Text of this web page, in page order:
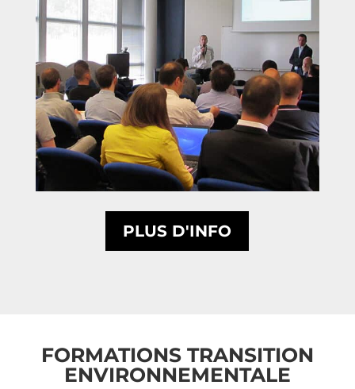
PLUS D'INFO
FORMATIONS TRANSITION
ENVIRONNEMENTALE